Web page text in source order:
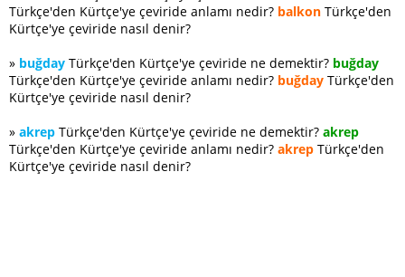
Türkçe'den Kürtçe'ye çeviride anlamı nedir? balkon Türkçe'den
Kürtçe'ye çeviride nasıl denir?
» buğday Türkçe'den Kürtçe'ye çeviride ne demektir? buğday
Türkçe'den Kürtçe'ye çeviride anlamı nedir? buğday Türkçe'den
Kürtçe'ye çeviride nasıl denir?
» akrep Türkçe'den Kürtçe'ye çeviride ne demektir? akrep
Türkçe'den Kürtçe'ye çeviride anlamı nedir? akrep Türkçe'den
Kürtçe'ye çeviride nasıl denir?